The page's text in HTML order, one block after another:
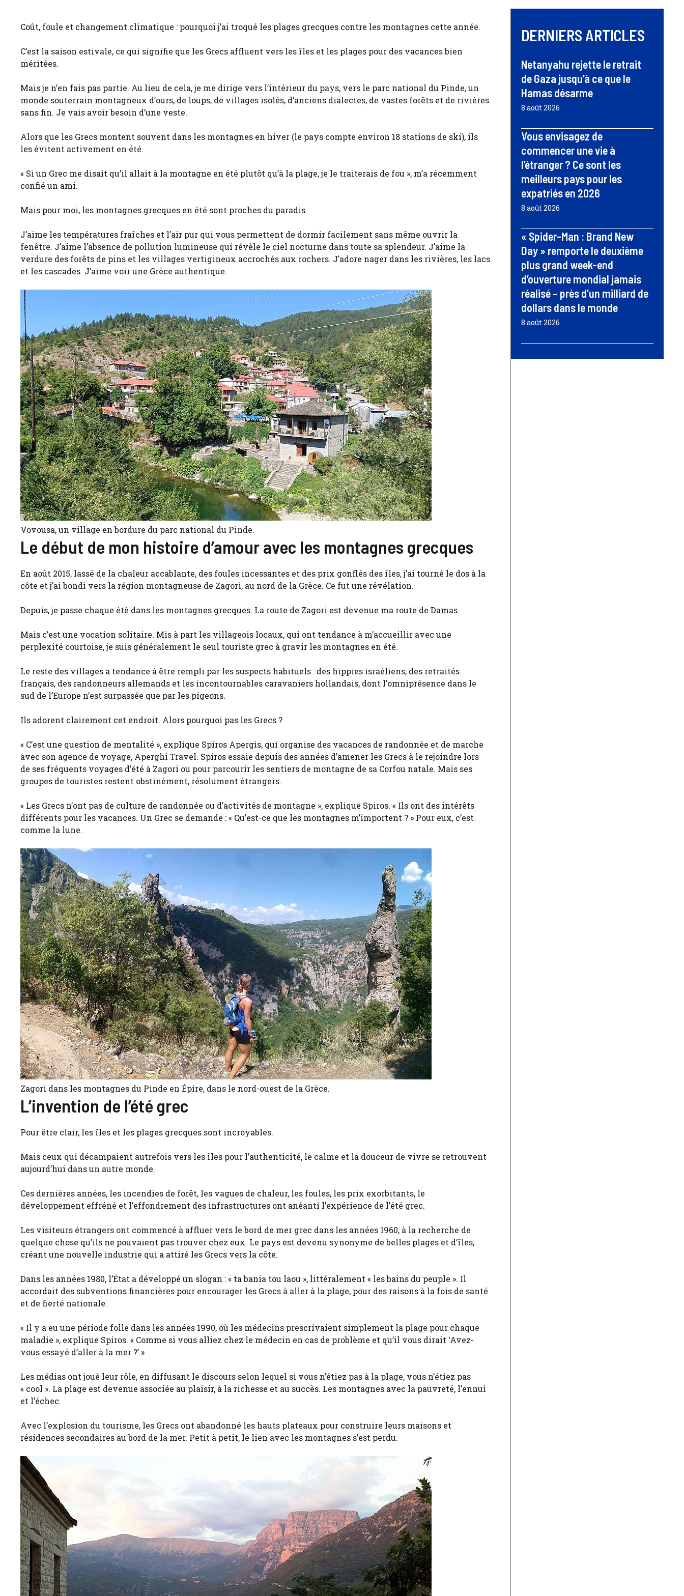
Coût, foule et changement climatique : pourquoi j’ai troqué les plages grecques contre les montagnes cette année.
C’est la saison estivale, ce qui signifie que les Grecs affluent vers les îles et les plages pour des vacances bien
méritées.
Mais je n’en fais pas partie. Au lieu de cela, je me dirige vers l’intérieur du pays, vers le parc national du Pinde, un
monde souterrain montagneux d’ours, de loups, de villages isolés, d’anciens dialectes, de vastes forêts et de rivières
sans fin. Je vais avoir besoin d’une veste.
Alors que les Grecs montent souvent dans les montagnes en hiver (le pays compte environ 18 stations de ski), ils
les évitent activement en été.
« Si un Grec me disait qu’il allait à la montagne en été plutôt qu’à la plage, je le traiterais de fou », m’a récemment
confié un ami.
Mais pour moi, les montagnes grecques en été sont proches du paradis.
J’aime les températures fraîches et l’air pur qui vous permettent de dormir facilement sans même ouvrir la
fenêtre. J’aime l’absence de pollution lumineuse qui révèle le ciel nocturne dans toute sa splendeur. J’aime la
verdure des forêts de pins et les villages vertigineux accrochés aux rochers. J’adore nager dans les rivières, les lacs
et les cascades. J’aime voir une Grèce authentique.
Vovousa, un village en bordure du parc national du Pinde.
Le début de mon histoire d’amour avec les montagnes grecques
En août 2015, lassé de la chaleur accablante, des foules incessantes et des prix gonflés des îles, j’ai tourné le dos à la
côte et j’ai bondi vers la région montagneuse de Zagori, au nord de la Grèce. Ce fut une révélation.
Depuis, je passe chaque été dans les montagnes grecques. La route de Zagori est devenue ma route de Damas.
Mais c’est une vocation solitaire. Mis à part les villageois locaux, qui ont tendance à m’accueillir avec une
perplexité courtoise, je suis généralement le seul touriste grec à gravir les montagnes en été.
Le reste des villages a tendance à être rempli par les suspects habituels : des hippies israéliens, des retraités
français, des randonneurs allemands et les incontournables caravaniers hollandais, dont l’omniprésence dans le
sud de l’Europe n’est surpassée que par les pigeons.
Ils adorent clairement cet endroit. Alors pourquoi pas les Grecs ?
« C’est une question de mentalité », explique Spiros Apergis, qui organise des vacances de randonnée et de marche
avec son agence de voyage, Aperghi Travel. Spiros essaie depuis des années d’amener les Grecs à le rejoindre lors
de ses fréquents voyages d’été à Zagori ou pour parcourir les sentiers de montagne de sa Corfou natale. Mais ses
groupes de touristes restent obstinément, résolument étrangers.
« Les Grecs n’ont pas de culture de randonnée ou d’activités de montagne », explique Spiros. « Ils ont des intérêts
différents pour les vacances. Un Grec se demande : « Qu’est-ce que les montagnes m’importent ? » Pour eux, c’est
comme la lune.
Zagori dans les montagnes du Pinde en Épire, dans le nord-ouest de la Grèce.
L’invention de l’été grec
Pour être clair, les îles et les plages grecques sont incroyables.
Mais ceux qui décampaient autrefois vers les îles pour l’authenticité, le calme et la douceur de vivre se retrouvent
aujourd’hui dans un autre monde.
Ces dernières années, les incendies de forêt, les vagues de chaleur, les foules, les prix exorbitants, le
développement effréné et l’effondrement des infrastructures ont anéanti l’expérience de l’été grec.
Les visiteurs étrangers ont commencé à affluer vers le bord de mer grec dans les années 1960, à la recherche de
quelque chose qu’ils ne pouvaient pas trouver chez eux. Le pays est devenu synonyme de belles plages et d’îles,
créant une nouvelle industrie qui a attiré les Grecs vers la côte.
Dans les années 1980, l’État a développé un slogan : « ta bania tou laou », littéralement « les bains du peuple ». Il
accordait des subventions financières pour encourager les Grecs à aller à la plage, pour des raisons à la fois de santé
et de fierté nationale.
« Il y a eu une période folle dans les années 1990, où les médecins prescrivaient simplement la plage pour chaque
maladie », explique Spiros. « Comme si vous alliez chez le médecin en cas de problème et qu’il vous dirait ‘Avez-
vous essayé d’aller à la mer ?’ »
Les médias ont joué leur rôle, en diffusant le discours selon lequel si vous n’étiez pas à la plage, vous n’étiez pas
« cool ». La plage est devenue associée au plaisir, à la richesse et au succès. Les montagnes avec la pauvreté, l’ennui
et l’échec.
Avec l’explosion du tourisme, les Grecs ont abandonné les hauts plateaux pour construire leurs maisons et
résidences secondaires au bord de la mer. Petit à petit, le lien avec les montagnes s’est perdu.
DERNIERS ARTICLES
Netanyahu rejette le retrait
de Gaza jusqu’à ce que le
Hamas désarme
8 août 2026
Vous envisagez de
commencer une vie à
l’étranger ? Ce sont les
meilleurs pays pour les
expatriés en 2026
8 août 2026
« Spider-Man : Brand New
Day » remporte le deuxième
plus grand week-end
d’ouverture mondial jamais
réalisé – près d’un milliard de
dollars dans le monde
8 août 2026